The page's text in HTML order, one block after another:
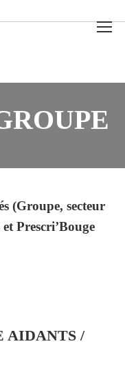
Voiron) CIAS Pays
(Groupe, secteur
Prescri’Bouge
AIDANTS /